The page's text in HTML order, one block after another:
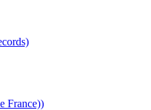
France))